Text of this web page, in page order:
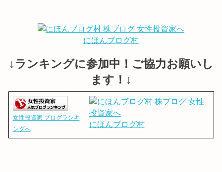
にほんブログ村
↓ランキングに参加中！ご協力お願いし
ます！↓
女性投資家 ブログランキ
ングへ
にほんブログ村